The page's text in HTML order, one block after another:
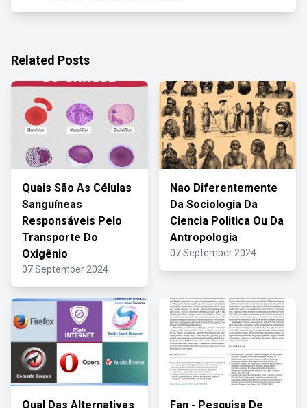
Related Posts
Quais São As Células
Sanguíneas
Responsáveis Pelo
Transporte Do
Oxigênio
07 September 2024
Nao Diferentemente
Da Sociologia Da
Ciencia Politica Ou Da
Antropologia
07 September 2024
Qual Das Alternativas Fan - Pesquisa De